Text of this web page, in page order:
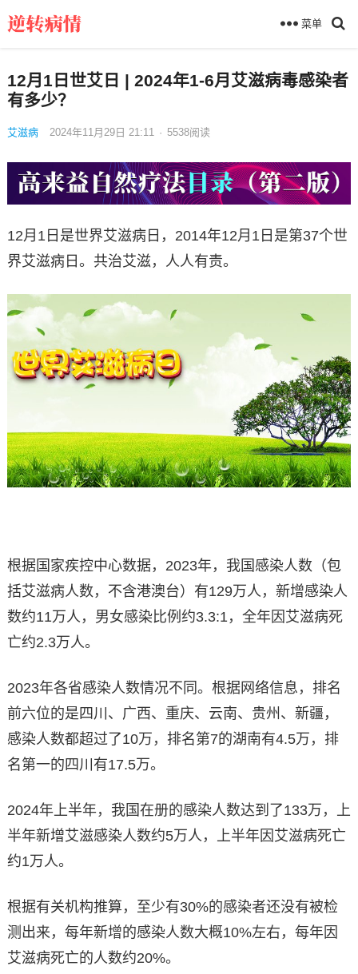
菜单
12月1日世艾日 | 2024年1-6月艾滋病毒感染者
有多少？
艾滋病 2024年11月29日 21:11 · 5538阅读
12月1日是世界艾滋病日，2014年12月1日是第37个世
界艾滋病日。共治艾滋，人人有责。
根据国家疾控中心数据，2023年，我国感染人数（包
括艾滋病人数，不含港澳台）有129万人，新增感染人
数约11万人，男女感染比例约3.3:1，全年因艾滋病死
亡约2.3万人。
2023年各省感染人数情况不同。根据网络信息，排名
前六位的是四川、广西、重庆、云南、贵州、新疆，
感染人数都超过了10万，排名第7的湖南有4.5万，排
名第一的四川有17.5万。
2024年上半年，我国在册的感染人数达到了133万，上
半年新增艾滋感染人数约5万人，上半年因艾滋病死亡
约1万人。
根据有关机构推算，至少有30%的感染者还没有被检
测出来，每年新增的感染人数大概10%左右，每年因
艾滋病死亡的人数约20%。